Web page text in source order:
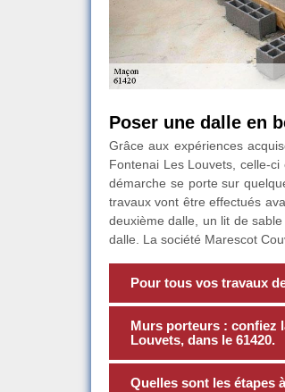
Poser une dalle en
Grâce aux expériences
Fontenai Les Louvets, celle-
démarche se porte sur
travaux vont être effectués
deuxième dalle, un lit de
dalle. La société Marescot
Pour tous vos travaux
Murs porteurs : confiez
Louvets, dans le 61420.
Quelles sont les étapes